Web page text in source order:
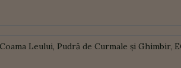
Leului, Pudră de Curmale și Ghimbir,